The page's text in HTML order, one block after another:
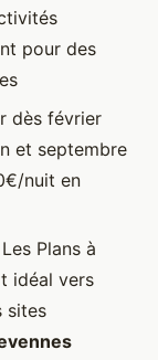
pour des
dès février
et septembre
nuit en
Plans à
idéal vers
sites